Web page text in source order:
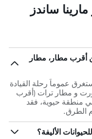
ساندز
أقرب مطار، مطار
عموماً رحلة القيادة
ريزورت و مطار ترات (أقرب
تقيم في منطقة حيوية، فقد
الطرق.
الأليفة؟